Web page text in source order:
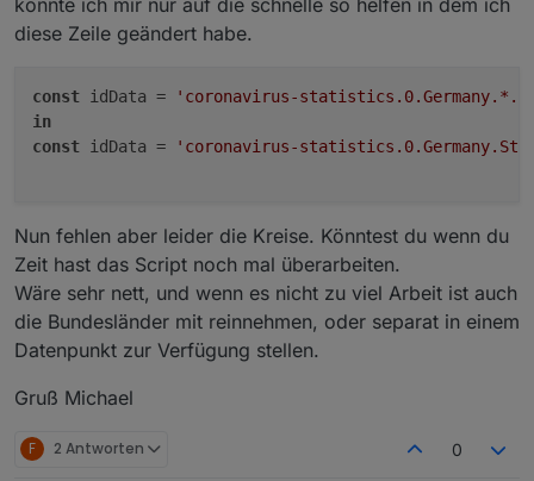
diese Zeile geändert habe.
const idData =
'coronavirus-
in
const idData = 'coronavirus-
Nun fehlen aber leider die Kreise. Könntest du wenn du
Zeit hast das Script noch mal überarbeiten.
Wäre sehr nett, und wenn es nicht zu viel Arbeit ist auch
die Bundesländer mit reinnehmen, oder separat in einem
Datenpunkt zur Verfügung stellen.
Gruß Michael
F 2 Antworten 0